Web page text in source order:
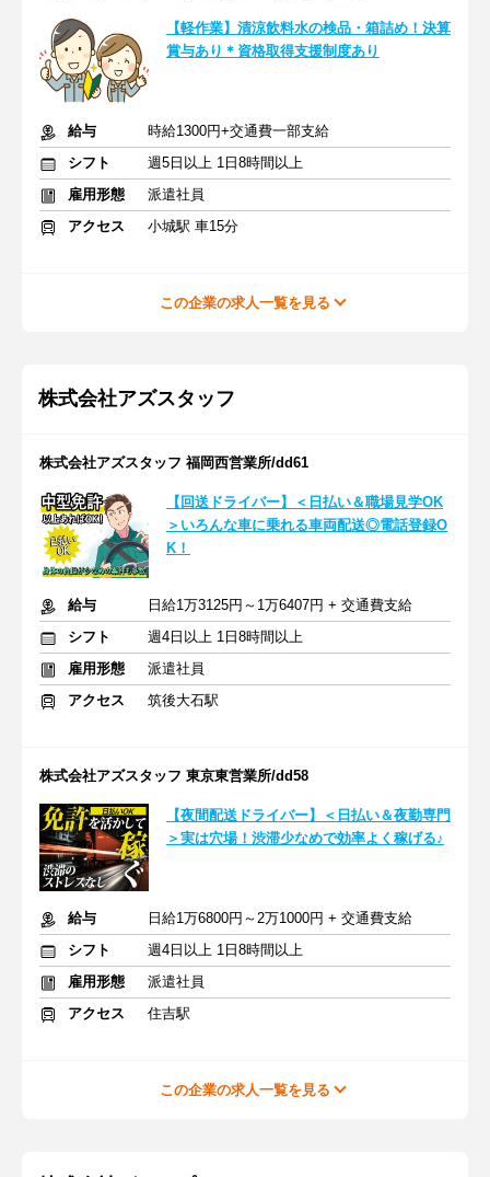
【軽作業】清涼飲料水の検品・箱詰め！決算
賞与あり＊資格取得支援制度あり
給与
時給1300円+交通費一部支給
シフト
週5日以上 1日8時間以上
雇用形態
派遣社員
アクセス
小城駅 車15分
この企業の求人一覧を見る
株式会社アズスタッフ
株式会社アズスタッフ 福岡西営業所/dd61
【回送ドライバー】＜日払い＆職場見学OK
＞いろんな車に乗れる車両配送◎電話登録O
K！
給与
日給1万3125円～1万6407円 + 交通費支給
シフト
週4日以上 1日8時間以上
雇用形態
派遣社員
アクセス
筑後大石駅
株式会社アズスタッフ 東京東営業所/dd58
【夜間配送ドライバー】＜日払い＆夜勤専門
＞実は穴場！渋滞少なめで効率よく稼げる♪
給与
日給1万6800円～2万1000円 + 交通費支給
シフト
週4日以上 1日8時間以上
雇用形態
派遣社員
アクセス
住吉駅
この企業の求人一覧を見る